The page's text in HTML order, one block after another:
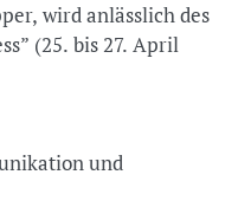
wird anlässlich des
(25. bis 27. April